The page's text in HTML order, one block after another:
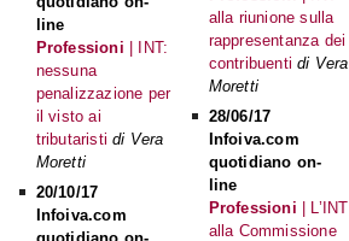
line
Professioni | INT:
nessuna
penalizzazione per
il visto ai
tributaristi di Vera
Moretti
20/10/17
Infoiva.com
quotidiano on-
alla riunione sulla
rappresentanza dei
contribuenti di Vera
Moretti
28/06/17
Infoiva.com
quotidiano on-
line
Professioni | L’INT
alla Commissione